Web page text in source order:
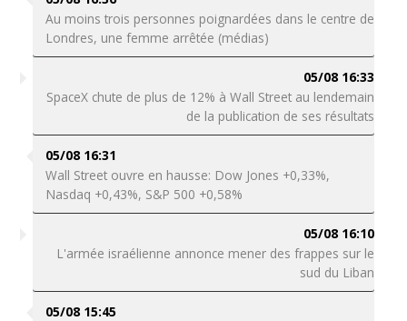
Au moins trois personnes poignardées dans le centre de
Londres, une femme arrêtée (médias)
05/08 16:33
SpaceX chute de plus de 12% à Wall Street au lendemain
de la publication de ses résultats
05/08 16:31
Wall Street ouvre en hausse: Dow Jones +0,33%,
Nasdaq +0,43%, S&P 500 +0,58%
05/08 16:10
L'armée israélienne annonce mener des frappes sur le
sud du Liban
05/08 15:45